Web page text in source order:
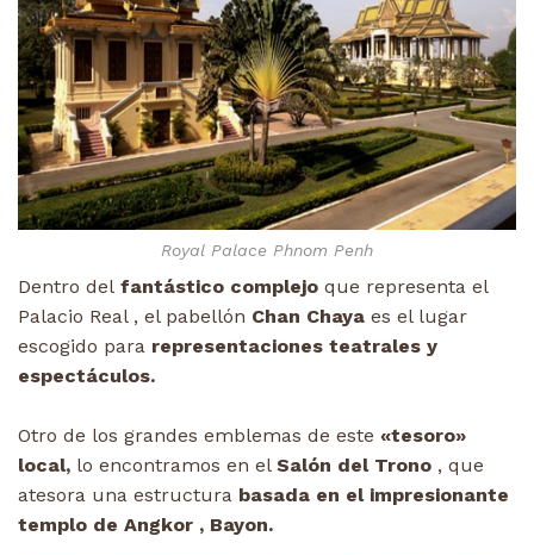
Royal Palace Phnom Penh
Dentro del fantástico complejo que representa el
Palacio Real , el pabellón Chan Chaya es el lugar
escogido para representaciones teatrales y
espectáculos.
Otro de los grandes emblemas de este «tesoro»
local, lo encontramos en el Salón del Trono , que
atesora una estructura basada en el impresionante
templo de Angkor , Bayon.